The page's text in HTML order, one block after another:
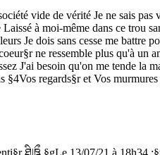
vide de vérité Je ne sais pas
à moi-même dans ce trou
Je dois sans cesse me battre
ne ressemble plus qu'à un
J'ai besoin qu'on me tende la
regards§r et Vos
ཐི|ཋྀ §gLe 13/07/21 à 18h34